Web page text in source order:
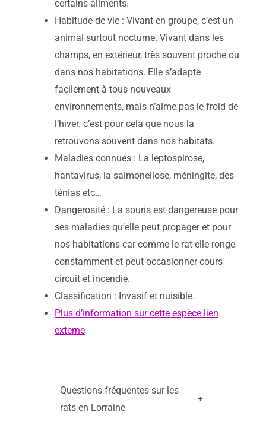
certains aliments.
Habitude de vie : Vivant en groupe, c’est un
animal surtout nocturne. Vivant dans les
champs, en extérieur, très souvent proche ou
dans nos habitations. Elle s’adapte
facilement à tous nouveaux
environnements, mais n’aime pas le froid de
l’hiver. c’est pour cela que nous la
retrouvons souvent dans nos habitats.
Maladies connues : La leptospirose,
hantavirus, la salmonellose, méningite, des
ténias etc…
Dangerosité : La souris est dangereuse pour
ses maladies qu’elle peut propager et pour
nos habitations car comme le rat elle ronge
constamment et peut occasionner cours
circuit et incendie.
Classification : Invasif et nuisible.
Plus d’information sur cette espèce lien
externe
Questions fréquentes sur les
rats en Lorraine
+